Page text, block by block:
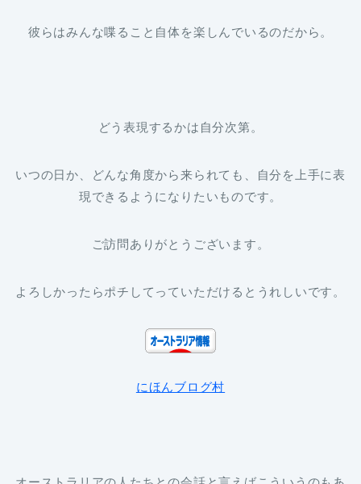
彼らはみんな喋ること自体を楽しんでいるのだから。
どう表現するかは自分次第。
いつの日か、どんな角度から来られても、自分を上手に表
現できるようになりたいものです。
ご訪問ありがとうございます。
よろしかったらポチしてっていただけるとうれしいです。
にほんブログ村